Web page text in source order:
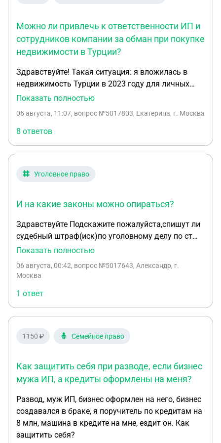
трудовой подписан мною.
Можно ли привлечь к ответственности ИП и
сотрудников компании за обман при покупке
недвижимости в Турции?
Здравствуйте! Такая ситуация: я вложилась в
недвижимость Турции в 2023 году для личных
нужд (приобрела квартиру в рассрочку). Договор
Объект так и не построился, в 2024 году мы
перезаключили договор на достраивающийся
объект, после годовой задержки со сдачей
объекта выяснилось, что этот объект им вообще
подписывала договор по доверенности
директор с менеджером. Так как ранее у них были
деньгами ни квартирой. Получается что это
обман. У них было российское представительство
в Москве оформленное на ИП управляющей. Я
несколько раз привозила наличные деньги в этот
офис. Чеки все выдавались турецкие. Возможно
управляющую и менеджера?
Показать полностью
06 августа, 11:07, вопрос №5017803, Екатерина, г. Москва
8 ответов
Уголовное право
И на какие законы можно опираться?
Здравствуйте Подскажите пожалуйста,спишут ли
судебный штраф(иск)по уголовному делу по ст
260 ч.3,после отбытия наказания. Если был
год,по истечении в 2024г ещё один на три года,
2026 номер приказа . Имеются гос награды Если
шанс прекратить ИП,вроде по закону после
получения гос.нагрыду, судимость должны
аннулировать а штраф является одним из
Показать полностью
06 августа, 00:42, вопрос №5017643, Александр, г.
Москва
1 ответ
1150 ₽ Семейное право
Как защитить себя при разводе, если бизнес
мужа ИП, а кредиты оформлены на меня?
Развод, муж ИП, бизнес оформлен на него, бизнес
создавался в браке, я поручитель по кредитам на
8 млн, машина в кредите на мне, ездит он. Как
защитить себя?